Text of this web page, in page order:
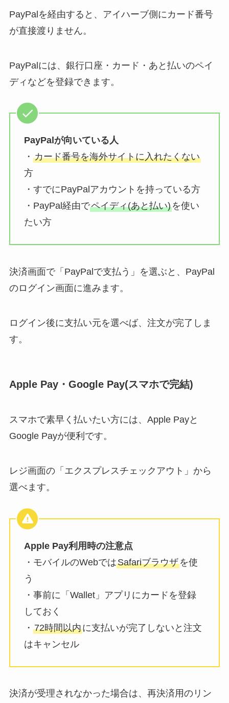
PayPalを経由すると、アイハーブ側にカード番号
が直接渡りません。
PayPalには、銀行口座・カード・あと払いのペイ
ディなどを登録できます。
PayPalが向いている人
・ カード番号を海外サイトに入れたくない
方
・すでにPayPalアカウントを持っている方
・PayPal経由でペイディ(あと払い)を使い
たい方
決済画面で「PayPalで支払う」を選ぶと、PayPal
のログイン画面に進みます。
ログイン後に支払い元を選べば、注文が完了しま
す。
Apple Pay・Google Pay(スマホで完結)
スマホで素早く払いたい方には、Apple Payと
Google Payが便利です。
レジ画面の「エクスプレスチェックアウト」から
選べます。
Apple Pay利用時の注意点
・モバイルのWebではSafariブラウザを使
う
・事前に「Wallet」アプリにカードを登録
しておく
・ 72時間以内に支払いが完了しないと注文
はキャンセル
決済が受理されなかった場合は、再決済用のリン